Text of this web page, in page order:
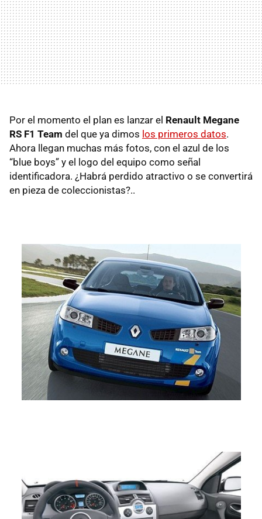
Por el momento el plan es lanzar el Renault Megane
RS F1 Team del que ya dimos los primeros datos.
Ahora llegan muchas más fotos, con el azul de los
“blue boys” y el logo del equipo como señal
identificadora. ¿Habrá perdido atractivo o se convertirá
en pieza de coleccionistas?..